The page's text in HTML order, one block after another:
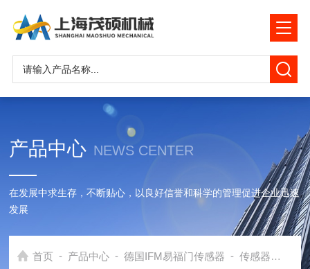
产品中心 NEWS CENTER
在发展中求生存，不断贴心，以良好信誉和科学的管理促进企业迅速
发展
首页 - 产品中心 - 德国IFM易福门传感器 - 传感器 德